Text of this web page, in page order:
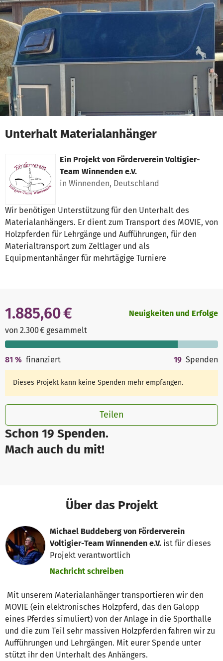
Zum Hauptinhalt springen
Erklärung zur Barrierefreiheit anzeigen
Unterhalt Materialanhänger
Ein Projekt von Förderverein Voltigier-
Team Winnenden e.V.
in Winnenden, Deutschland
Wir benötigen Unterstützung für den Unterhalt des
Materialanhängers. Er dient zum Transport des MOVIE, von
Holzpferden für Lehrgänge und Aufführungen, für den
Materialtransport zum Zeltlager und als
Equipmentanhänger für mehrtägige Turniere
Schon 19 Spenden.
Mach auch du mit!
1.885,60 €
von 2.300 € gesammelt
Neuigkeiten und Erfolge
81 % finanziert 19 Spenden
Dieses Projekt kann keine Spenden mehr empfangen.
Teilen
Über das Projekt
Michael Buddeberg von Förderverein
Voltigier-Team Winnenden e.V. ist für dieses
Projekt verantwortlich
Nachricht schreiben
Mit unserem Materialanhänger transportieren wir den
MOVIE (ein elektronisches Holzpferd, das den Galopp
eines Pferdes simuliert) von der Anlage in die Sporthalle
und die zum Teil sehr massiven Holzpferden fahren wir zu
Aufführungen und Lehrgängen. Mit eurer Spende unter
stützt ihr den Unterhalt des Anhängers.